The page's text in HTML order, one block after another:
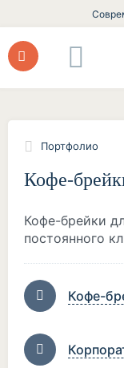
Портфолио
Кофе-
Кофе-брейки
постоянного
Кофе-